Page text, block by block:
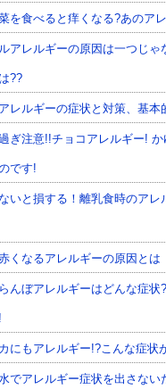
を食べると痒くなる?あのア
アレルギーの原因は一つじゃ
??
レルギーの症状と対策、基本
ぎ注意!!チョコアレルギー!
です!
いと損する！離乳食時のアレ
くなるアレルギーの原因とは
んぼアレルギーはどんな症状
にもアレルギー!?こんな症状
でアレルギー症状を出さない